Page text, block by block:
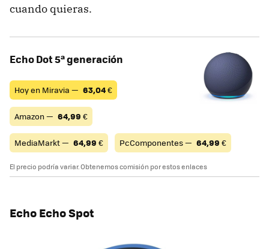
cuando quieras.
Echo Dot 5ª generación
Hoy en Miravia — 63,04€
Amazon — 64,99 €
MediaMarkt — 64,99 € PcComponentes — 64,99 €
El precio podría variar. Obtenemos comisión por estos enlaces
Echo Echo Spot